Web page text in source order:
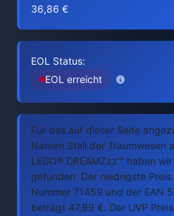
36,86 €
EOL Status:
EOL erreicht
Für das auf dieser Seite
Namen Stall der Traumwesen
LEGO® DREAMZzz™ haben
gefunden. Der niedrigste
Nummer 71459 und der EAN
beträgt 47,99 €. Der UVP